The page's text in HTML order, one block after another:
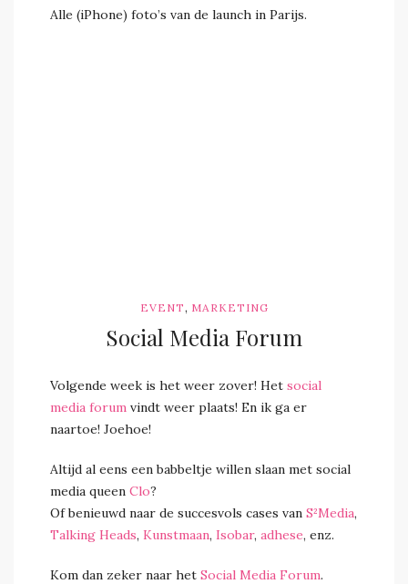
Alle (iPhone) foto’s van de launch in Parijs.
EVENT, MARKETING
Social Media Forum
Volgende week is het weer zover! Het social
media forum vindt weer plaats! En ik ga er
naartoe! Joehoe!
Altijd al eens een babbeltje willen slaan met social
media queen Clo?
Of benieuwd naar de succesvols cases van S²Media,
Talking Heads, Kunstmaan, Isobar, adhese, enz.
Kom dan zeker naar het Social Media Forum.